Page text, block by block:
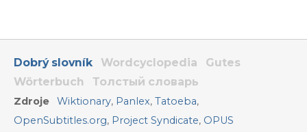
Dobrý slovník Wordcyclopedia
Gutes
Wörterbuch
Толстый словарь
Zdroje Wiktionary, Panlex,Tatoeba,
OpenSubtitles.org, Project Syndicate, OPUS